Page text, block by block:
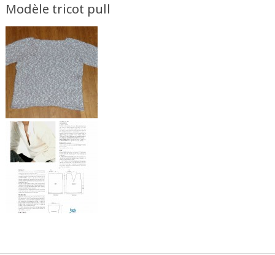
Modèle tricot pull